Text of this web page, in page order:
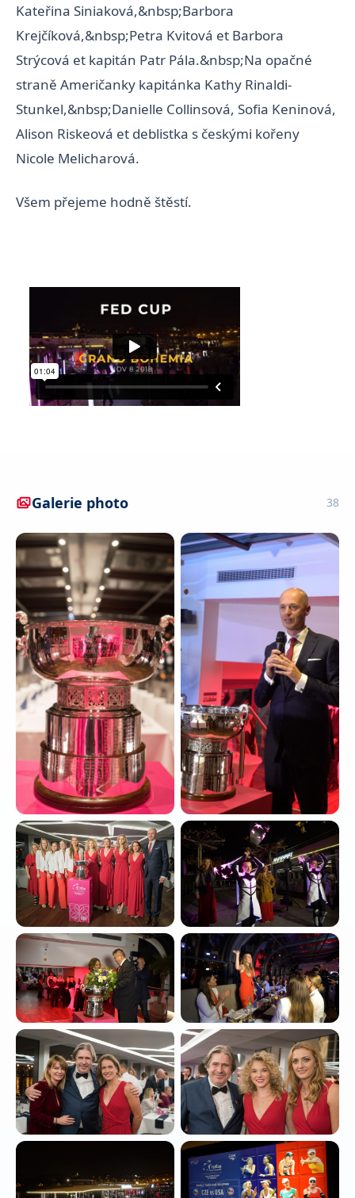
Kateřina Siniaková,&nbsp;Barbora
Krejčíková,&nbsp;Petra Kvitová et Barbora
Strýcová et kapitán Patr Pála.&nbsp;Na opačné
straně Američanky kapitánka Kathy Rinaldi-
Stunkel,&nbsp;Danielle Collinsová, Sofia Keninová,
Alison Riskeová et deblistka s českými kořeny
Nicole Melicharová.
Všem přejeme hodně štěstí.
Galerie photo 38